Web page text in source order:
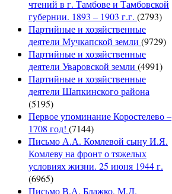
чтений в г. Тамбове и Тамбовской
губернии. 1893 – 1903 г.г. (2793)
Партийные и хозяйственные
деятели Мучкапской земли (9729)
Партийные и хозяйственные
деятели Уваровской земли (4991)
Партийные и хозяйственные
деятели Шапкинского района
(5195)
Первое упоминание Коростелево –
1708 год! (7144)
Письмо А.А. Комлевой сыну И.Я.
Комлеву на фронт о тяжелых
условиях жизни. 25 июня 1944 г.
(6965)
Письмо В.А. Блажко, М.Д.